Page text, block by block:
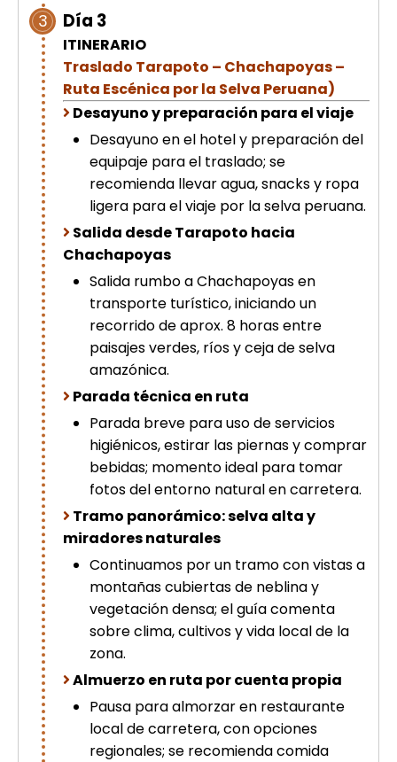
3 Día 3
ITINERARIO
Traslado Tarapoto – Chachapoyas –
Ruta Escénica por la Selva Peruana)
Desayuno y preparación para el viaje
Desayuno en el hotel y preparación del
equipaje para el traslado; se
recomienda llevar agua, snacks y ropa
ligera para el viaje por la selva peruana.
Salida desde Tarapoto hacia
Chachapoyas
Salida rumbo a Chachapoyas en
transporte turístico, iniciando un
recorrido de aprox. 8 horas entre
paisajes verdes, ríos y ceja de selva
amazónica.
Parada técnica en ruta
Parada breve para uso de servicios
higiénicos, estirar las piernas y comprar
bebidas; momento ideal para tomar
fotos del entorno natural en carretera.
Tramo panorámico: selva alta y
miradores naturales
Continuamos por un tramo con vistas a
montañas cubiertas de neblina y
vegetación densa; el guía comenta
sobre clima, cultivos y vida local de la
zona.
Almuerzo en ruta por cuenta propia
Pausa para almorzar en restaurante
local de carretera, con opciones
regionales; se recomienda comida